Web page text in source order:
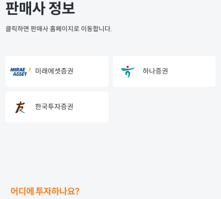
판매사 정보
클릭하면 판매사 홈페이지로 이동합니다.
미래에셋증권 하나증권
한국투자증권
어디에 투자하나요?